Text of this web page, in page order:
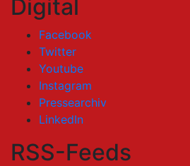
Digital
Facebook
Twitter
Youtube
Instagram
Pressearchiv
LinkedIn
RSS-Feeds